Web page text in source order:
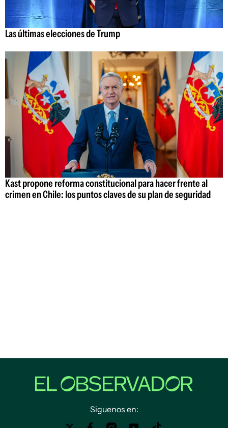
Las últimas elecciones de Trump
Kast propone reforma constitucional para hacer frente al
crimen en Chile: los puntos claves de su plan de seguridad
Siguenos en: